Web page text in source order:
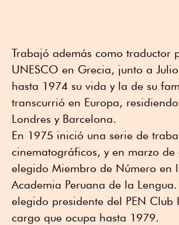
Trabajó además como traductor
UNESCO en Grecia, junto a
hasta 1974 su vida y la de su
transcurrió en Europa,
Londres y Barcelona.
En 1975 inició una serie de
cinematográficos, y en marzo de
elegido Miembro de Número en
Academia Peruana de la
elegido presidente del PEN Club
cargo que ocupa hasta 1979.